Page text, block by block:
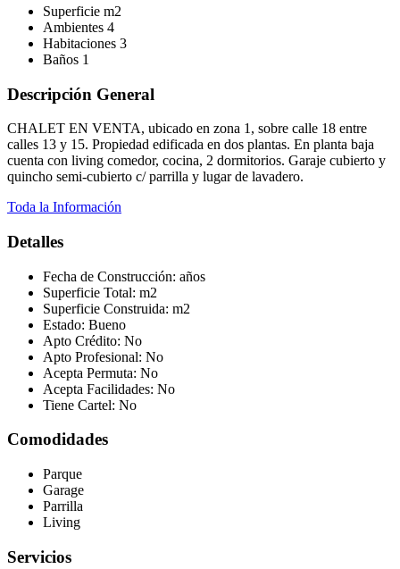
Superficie m2
Ambientes 4
Habitaciones 3
Baños 1
Descripción General
CHALET EN VENTA, ubicado en zona 1, sobre calle 18 entre
calles 13 y 15. Propiedad edificada en dos plantas. En planta baja
cuenta con living comedor, cocina, 2 dormitorios. Garaje cubierto y
quincho semi-cubierto c/ parrilla y lugar de lavadero.
Toda la Información
Detalles
Fecha de Construcción: años
Superficie Total: m2
Superficie Construida: m2
Estado: Bueno
Apto Crédito: No
Apto Profesional: No
Acepta Permuta: No
Acepta Facilidades: No
Tiene Cartel: No
Comodidades
Parque
Garage
Parrilla
Living
Servicios